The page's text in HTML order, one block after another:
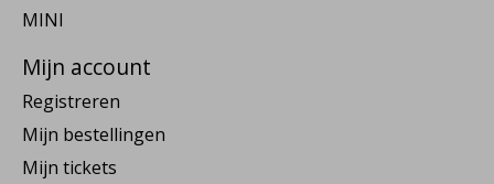
MINI
Mijn account
Registreren
Mijn bestellingen
Mijn tickets